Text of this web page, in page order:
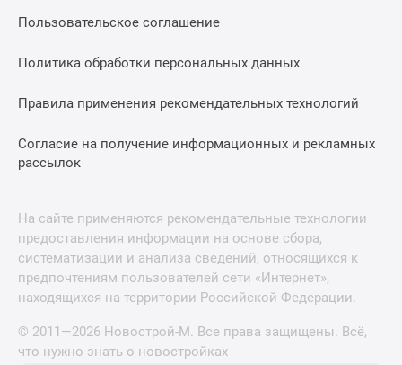
Пользовательское соглашение
Политика обработки персональных данных
Правила применения рекомендательных технологий
Согласие на получение информационных и рекламных
рассылок
На сайте применяются рекомендательные технологии
предоставления информации на основе сбора,
систематизации и анализа сведений, относящихся к
предпочтениям пользователей сети «Интернет»,
находящихся на территории Российской Федерации.
© 2011—2026 Новострой-М. Все права защищены. Всё,
что нужно знать о новостройках